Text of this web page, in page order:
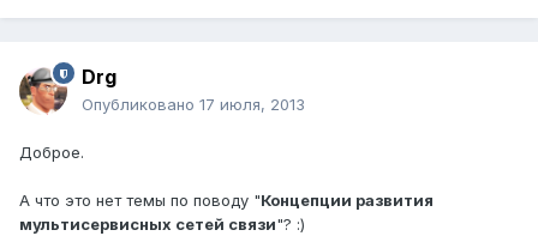
Drg
Опубликовано 17 июля, 2013
Доброе.
А что это нет темы по поводу "Концепции развития
мультисервисных сетей связи"? :)